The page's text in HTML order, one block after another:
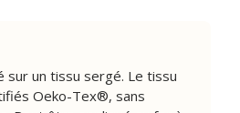
sur un tissu sergé. Le tissu
Oeko-Tex®, sans